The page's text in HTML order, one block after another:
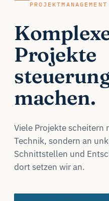
PROJEKTMANAGEMENT
Projekte
machen.
Viele Projekte scheitern
Technik, sondern an
Schnittstellen und
dort setzen wir an.